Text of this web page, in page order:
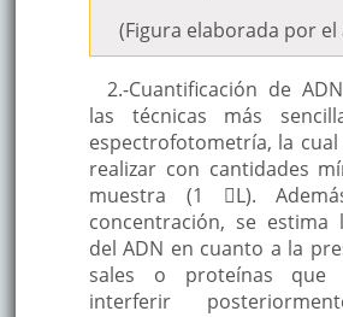
(Figura elaborada por
2.-Cuantificación de
las técnicas más
espectrofotometría, la cual
realizar con cantidades
muestra (1 L).
concentración, se estima
del ADN en cuanto a la
sales o proteínas que
interferir